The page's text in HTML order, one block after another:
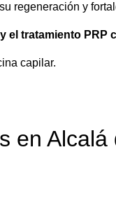
regeneración y
el tratamiento PRP
capilar.
en Alcalá